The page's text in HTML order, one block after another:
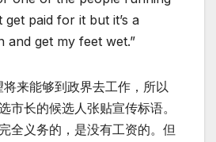
paid for it but it’s a
and get my feet wet.”
来能够到政界去工作，所以
市长的候选人张贴宣传标语。
全义务的，是没有工资的。但